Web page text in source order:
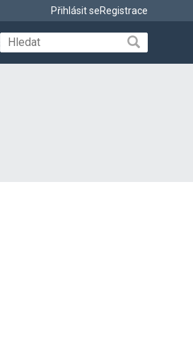
Přihlásit seRegistrace